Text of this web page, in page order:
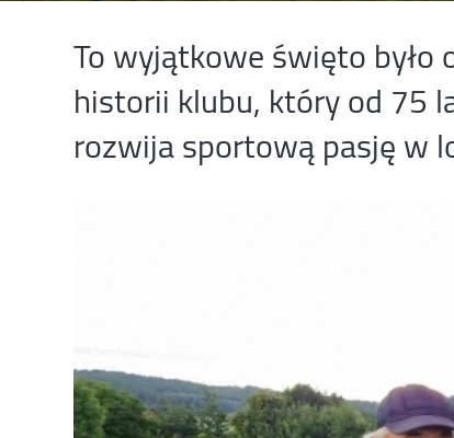
To wyjątkowe święto
historii klubu, który od 75
rozwija sportową pasję w